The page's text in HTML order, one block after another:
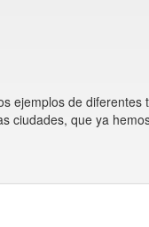
ejemplos de
ciudades, que ya